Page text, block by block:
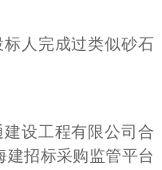
标人完成过类似砂石
设工程有限公司合
建招标采购监管平台